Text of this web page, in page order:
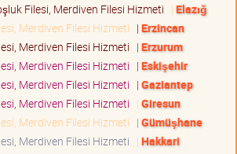
Filesi, Merdiven Filesi Hizmeti | Elazığ
Merdiven Filesi Hizmeti | Erzincan
Merdiven Filesi Hizmeti | Erzurum
Merdiven Filesi Hizmeti | Eskişehir
Merdiven Filesi Hizmeti | Gaziantep
Merdiven Filesi Hizmeti | Giresun
Merdiven Filesi Hizmeti | Gümüşhane
Merdiven Filesi Hizmeti | Hakkari